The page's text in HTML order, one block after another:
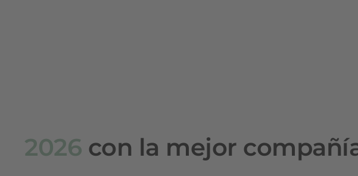
2026 con la mejor